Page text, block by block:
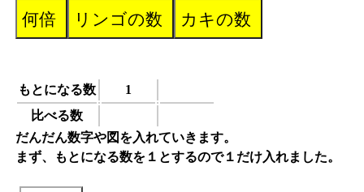
もとになる数
1
比べる数
だんだん数字や図を入れていきます。
まず、もとになる数を１とするので１だけ入れました。